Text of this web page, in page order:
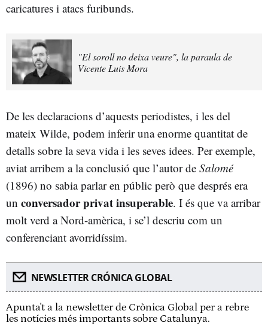
caricatures i atacs furibunds.
"El soroll no deixa veure", la paraula de
Vicente Luis Mora
De les declaracions d’aquests periodistes, i les del
mateix Wilde, podem inferir una enorme quantitat de
detalls sobre la seva vida i les seves idees. Per exemple,
aviat arribem a la conclusió que l’autor de Salomé
(1896) no sabia parlar en públic però que després era
un conversador privat insuperable. I és que va arribar
molt verd a Nord-amèrica, i se’l descriu com un
conferenciant avorridíssim.
NEWSLETTER CRÓNICA GLOBAL
Apunta't a la newsletter de Crònica Global per a rebre
les notícies més importants sobre Catalunya.